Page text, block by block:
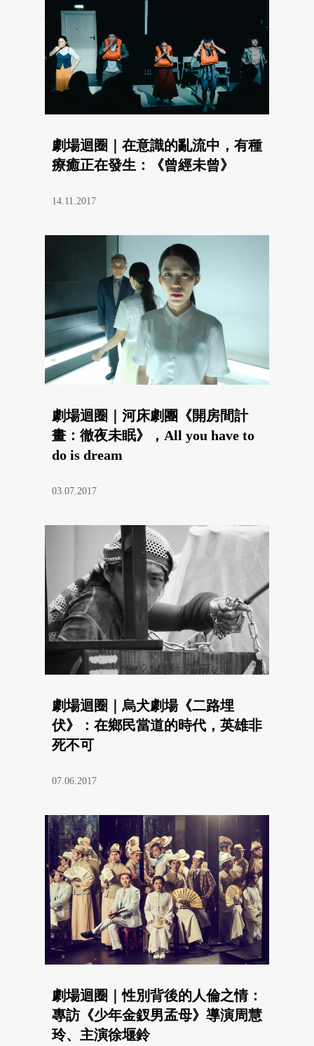
劇場迴圈｜在意識的亂流中，有種
療癒正在發生：《曾經未曾》
14.11.2017
劇場迴圈｜河床劇團《開房間計
畫：徹夜未眠》，All you have to
do is dream
03.07.2017
劇場迴圈｜烏犬劇場《二路埋
伏》：在鄉民當道的時代，英雄非
死不可
07.06.2017
劇場迴圈｜性別背後的人倫之情：
專訪《少年金釵男孟母》導演周慧
玲、主演徐堰鈴